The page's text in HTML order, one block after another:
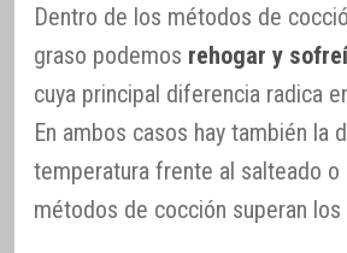
Dentro de los métodos de
graso podemos rehogar y
cuya principal diferencia radica
En ambos casos hay también la
temperatura frente al salteado o
métodos de cocción superan los